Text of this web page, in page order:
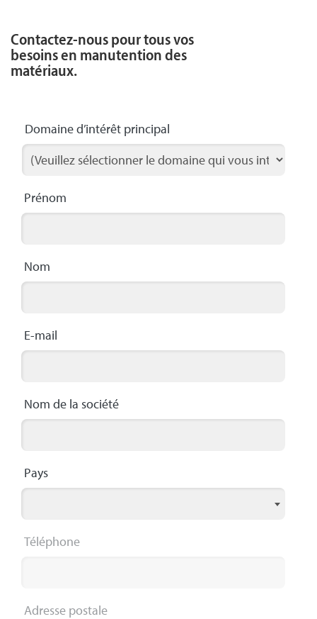
Contactez-nous pour tous vos
besoins en manutention des
matériaux.
Domaine d’intérêt principal
Prénom
Nom
E-mail
Nom de la société
Pays
Téléphone
Adresse postale